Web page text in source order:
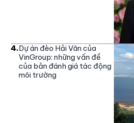
4.Dự án đèo Hải Vân của
VinGroup: những vấn đề
của bản đánh giá tác động
môi trường